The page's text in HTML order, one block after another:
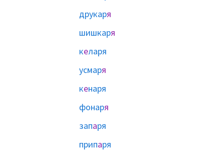
друкаря
шишкаря
келаря
усмаря
кенаря
фонаря
запаря
припаря